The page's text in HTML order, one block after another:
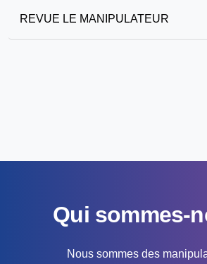
REVUE LE MANIPULATEUR
Qui sommes-
Nous sommes des